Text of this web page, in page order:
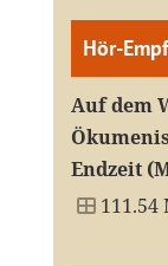
Hör-
Auf dem
Endzeit
111.54